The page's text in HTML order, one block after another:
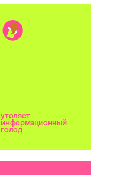
утоляет
информационный
голод